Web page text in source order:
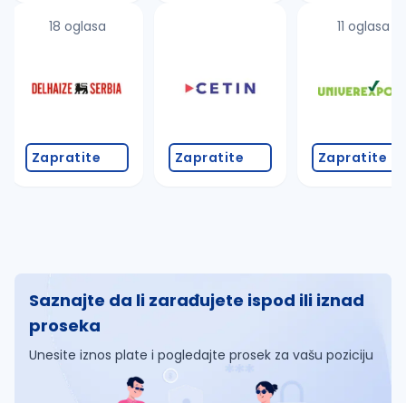
18 oglasa
Zapratite Zapratite
11 oglasa
Zapratite
Saznajte da li zarađujete ispod ili iznad
proseka
Unesite iznos plate i pogledajte prosek za vašu poziciju